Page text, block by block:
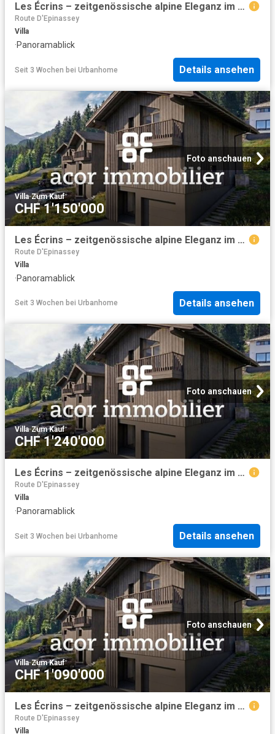
Les Écrins – zeitgenössische alpine Eleganz im Herzen der Natur
Route D'Epinassey
Villa
·Panoramablick
Seit 3 Wochen bei Urbanhome Details ansehen
Foto anschauen
Villa·Zum Kauf
CHF 1'150'000
Les Écrins – zeitgenössische alpine Eleganz im Herzen der Natur
Route D'Epinassey
Villa
·Panoramablick
Seit 3 Wochen bei Urbanhome Details ansehen
Foto anschauen
Villa·Zum Kauf
CHF 1'240'000
Les Écrins – zeitgenössische alpine Eleganz im Herzen der Natur
Route D'Epinassey
Villa
·Panoramablick
Seit 3 Wochen bei Urbanhome Details ansehen
Foto anschauen
Villa·Zum Kauf
CHF 1'090'000
Les Écrins – zeitgenössische alpine Eleganz im Herzen der Natur
Route D'Epinassey
Villa